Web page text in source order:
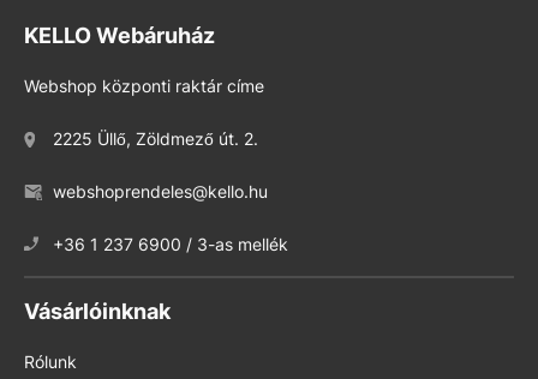
KELLO Webáruház
Webshop központi raktár címe
2225 Üllő, Zöldmező út. 2.
webshoprendeles@kello.hu
+36 1 237 6900 / 3-as mellék
Vásárlóinknak
Rólunk